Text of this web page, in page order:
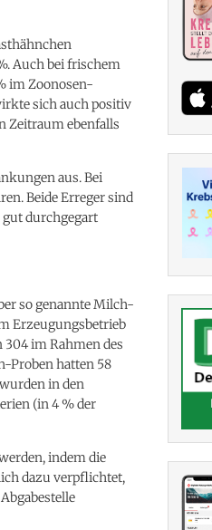
Auch bei frischem
im Zoonosen-
sich auch positiv
Zeitraum ebenfalls
aus. Bei
Beide Erreger sind
durchgegart
so genannte Milch-
Erzeugungsbetrieb
im Rahmen des
Proben hatten 58
in den
(in 4 % der
indem die
dazu verpflichtet,